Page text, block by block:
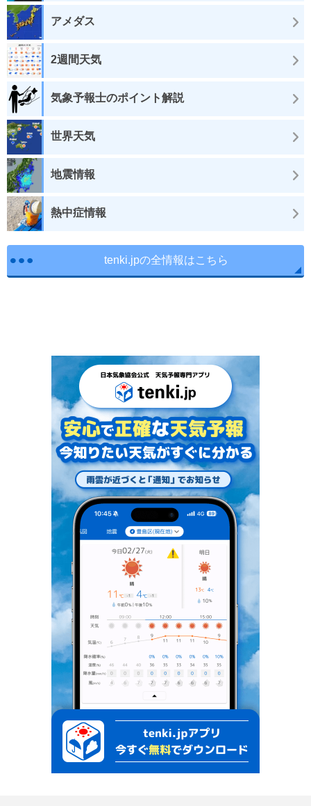
アメダス
2週間天気
気象予報士のポイント解説
世界天気
地震情報
熱中症情報
tenki.jpの全情報はこちら